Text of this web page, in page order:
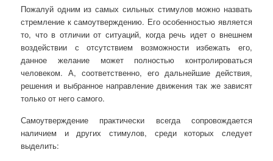
Пожалуй одним из самых сильных стимулов можно назвать
стремление к самоутверждению. Его особенностью является
то, что в отличии от ситуаций, когда речь идет о внешнем
воздействии с отсутствием возможности избежать его,
данное желание может полностью контролироваться
человеком. А, соответственно, его дальнейшие действия,
решения и выбранное направление движения так же зависят
только от него самого.
Самоутверждение практически всегда сопровождается
наличием и других стимулов, среди которых следует
выделить: